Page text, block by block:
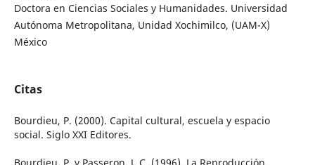
Doctora en Ciencias Sociales y Humanidades. Universidad
Autónoma Metropolitana, Unidad Xochimilco, (UAM-X)
México
Citas
Bourdieu, P. (2000). Capital cultural, escuela y espacio
social. Siglo XXI Editores.